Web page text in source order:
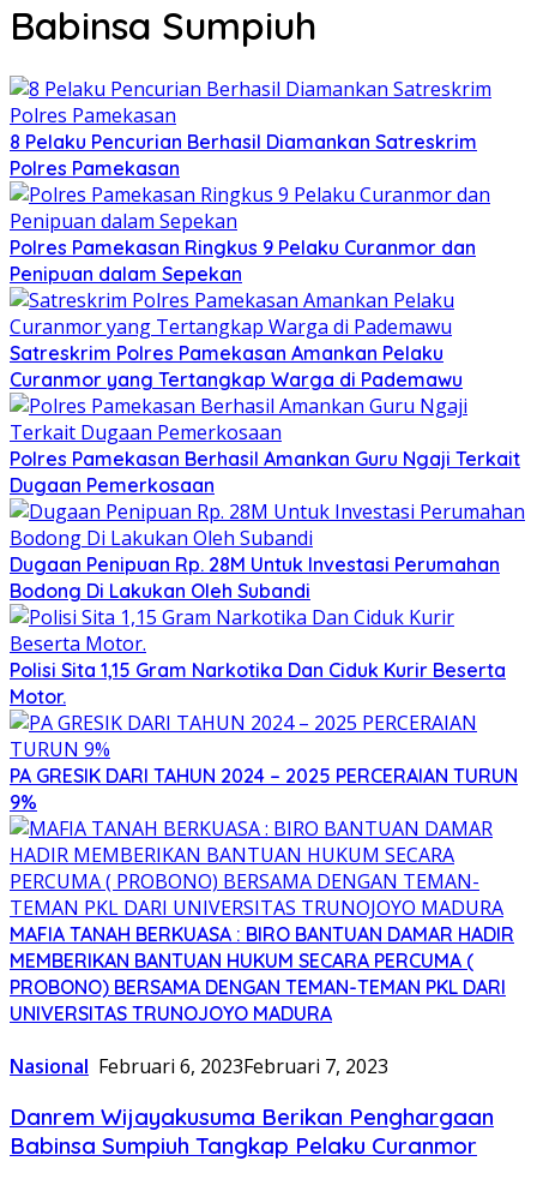
Babinsa Sumpiuh
8 Pelaku Pencurian Berhasil Diamankan Satreskrim
Polres Pamekasan
Polres Pamekasan Ringkus 9 Pelaku Curanmor dan
Penipuan dalam Sepekan
Satreskrim Polres Pamekasan Amankan Pelaku
Curanmor yang Tertangkap Warga di Pademawu
Polres Pamekasan Berhasil Amankan Guru Ngaji Terkait
Dugaan Pemerkosaan
Dugaan Penipuan Rp. 28M Untuk Investasi Perumahan
Bodong Di Lakukan Oleh Subandi
Polisi Sita 1,15 Gram Narkotika Dan Ciduk Kurir Beserta
Motor.
PA GRESIK DARI TAHUN 2024 – 2025 PERCERAIAN TURUN
9%
MAFIA TANAH BERKUASA : BIRO BANTUAN DAMAR HADIR
MEMBERIKAN BANTUAN HUKUM SECARA PERCUMA (
PROBONO) BERSAMA DENGAN TEMAN-TEMAN PKL DARI
UNIVERSITAS TRUNOJOYO MADURA
Nasional Februari 6, 2023Februari 7, 2023
Danrem Wijayakusuma Berikan Penghargaan
Babinsa Sumpiuh Tangkap Pelaku Curanmor